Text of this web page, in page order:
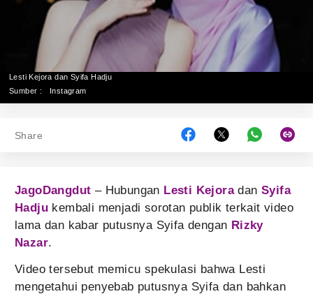
Lesti Kejora dan Syifa Hadju
Sumber :
Instagram
Share
JagoDangdut – Hubungan Lesti KejoradanSyifa
Hadju kembali menjadi sorotan publik terkait video
lama dan kabar putusnya Syifa dengan Rizky
Nazar.
Video tersebut memicu spekulasi bahwa Lesti
mengetahui penyebab putusnya Syifa dan bahkan